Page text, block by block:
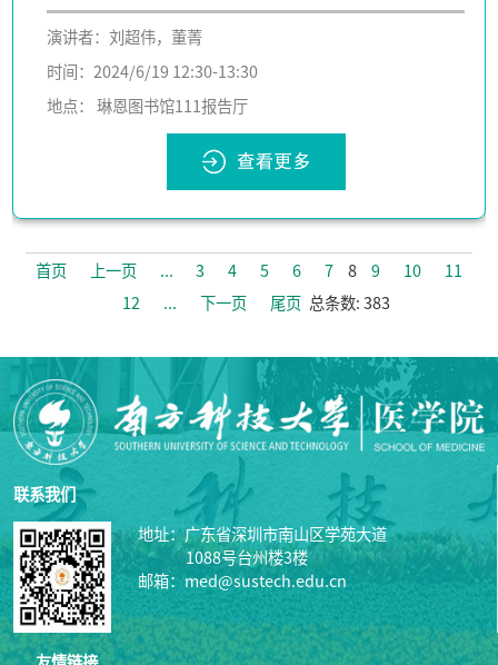
演讲者：刘超伟，董菁
时间：2024/6/19 12:30-13:30
地点： 琳恩图书馆111报告厅
首页 上一页 ... 3 4 5 6 7 8 9 10
11
12
... 下一页 尾页 总条数: 383
联系我们
地址：广东省深圳市南山区学苑大道
1088号台州楼3楼
邮箱：med@sustech.edu.cn